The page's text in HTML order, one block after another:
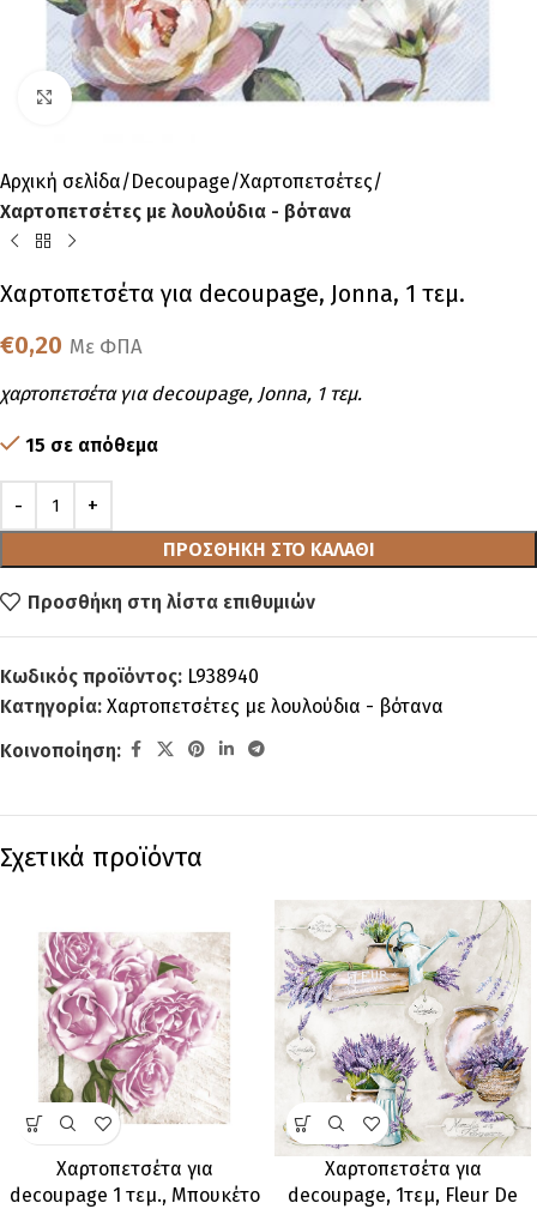
Click to enlarge
Αρχική σελίδα Decoupage Χαρτοπετσέτες
Χαρτοπετσέτες με λουλούδια - βότανα
Χαρτοπετσέτα για decoupage, Jonna, 1 τεμ.
€0,20 Με ΦΠΑ
χαρτοπετσέτα για decoupage, Jonna, 1 τεμ.
15 σε απόθεμα
ΠΡΟΣΘΉΚΗ ΣΤΟ ΚΑΛΆΘΙ
Προσθήκη στη λίστα επιθυμιών
Κωδικός προϊόντος: L938940
Κατηγορία: Χαρτοπετσέτες με λουλούδια - βότανα
Κοινοποίηση:
Σχετικά προϊόντα
Χαρτοπετσέτα για
decoupage 1 τεμ., Μπουκέτο
Χαρτοπετσέτα για
decoupage, 1τεμ, Fleur De